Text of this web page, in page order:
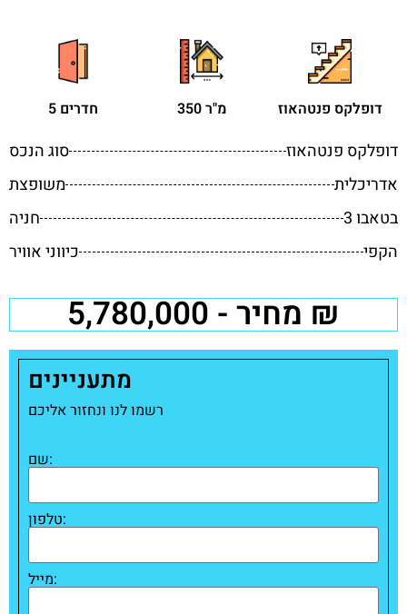
5 חדרים 350 מ"ר דופלקס פנטהאוז
סוג הנכס
דופלקס פנטהאוז
משופצת
אדריכלית
חניה
3 בטאבו
כיווני אוויר
הקפי
מחיר - 5,780,000 ₪
מתעניינים
רשמו לנו ונחזור אליכם
שם:
טלפון:
מייל: